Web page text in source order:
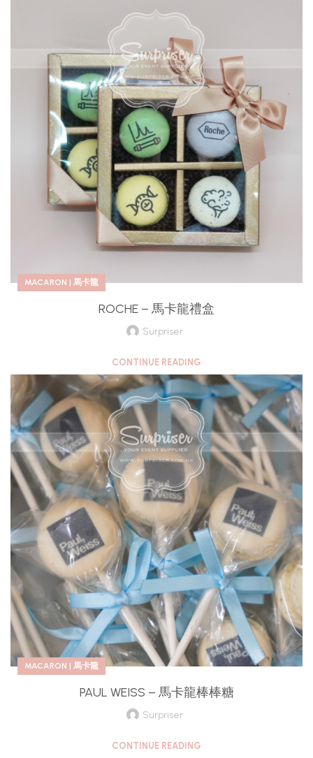
MACARON | 馬卡龍
ROCHE – 馬卡龍禮盒
Surpriser
CONTINUE READING
MACARON | 馬卡龍
PAUL WEISS – 馬卡龍棒棒糖
Surpriser
CONTINUE READING